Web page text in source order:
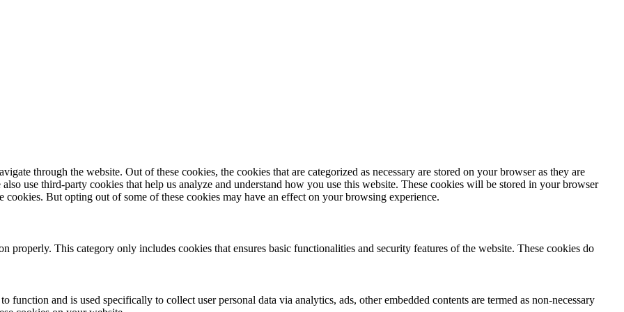
through the website. Out of these cookies, the cookies that are categorized as necessary are stored on your browser as they are
use third-party cookies that help us analyze and understand how you use this website. These cookies will be stored in your browser
But opting out of some of these cookies may have an effect on your browsing experience.
properly. This category only includes cookies that ensures basic functionalities and security features of the website. These cookies do
and is used specifically to collect user personal data via analytics, ads, other embedded contents are termed as non-necessary